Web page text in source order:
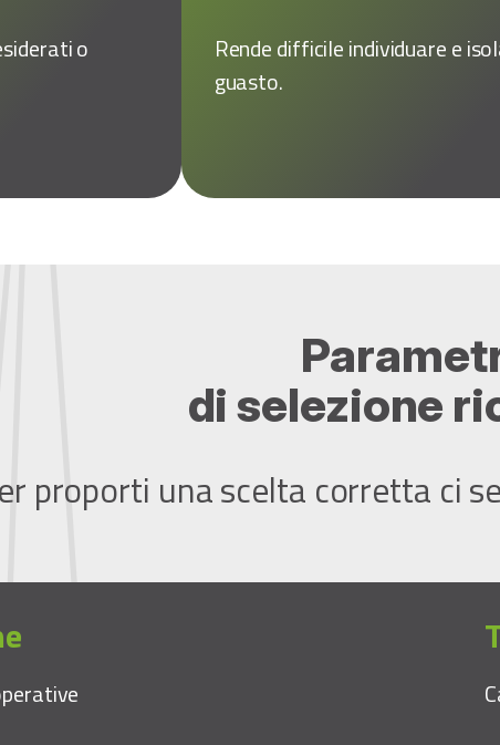
o
Rende difficile individuare e
guasto.
di selezione
proporti una scelta corretta ci